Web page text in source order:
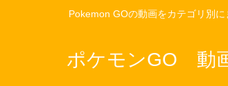
Pokemon GOの動画をカテゴリ別に
ポケモンGO 動